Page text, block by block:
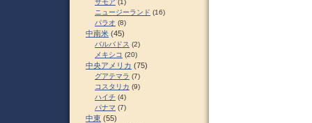
サモア (1)
ニュージーランド (16)
パラオ (8)
中南米 (45)
バルバドス (2)
メキシコ (20)
中央アメリカ (75)
グアテマラ (7)
コスタリカ (9)
ハイチ (4)
パナマ (7)
中東 (55)